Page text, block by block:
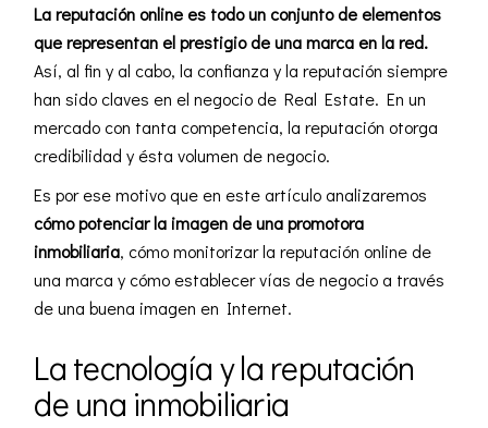
La reputación online es todo un conjunto de elementos
que representan el prestigio de una marca en la red.
Así, al fin y al cabo, la confianza y la reputación siempre
han sido claves en el negocio de Real Estate. En un
mercado con tanta competencia, la reputación otorga
credibilidad y ésta volumen de negocio.
Es por ese motivo que en este artículo analizaremos
cómo potenciar la imagen de una promotora
inmobiliaria, cómo monitorizar la reputación online de
una marca y cómo establecer vías de negocio a través
de una buena imagen en Internet.
La tecnología y la reputación
de una inmobiliaria